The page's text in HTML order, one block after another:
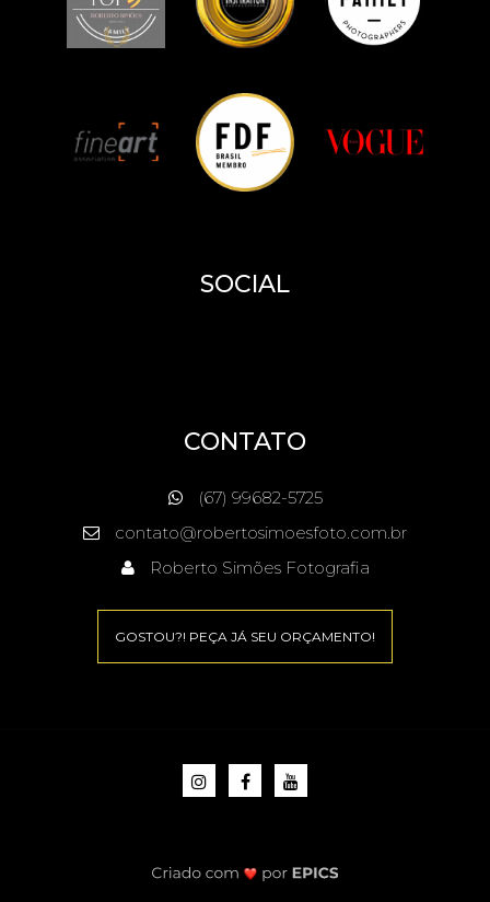
SOCIAL
CONTATO
(67) 99682-5725
contato@robertosimoesfoto.com.br
Roberto Simões Fotografia
GOSTOU?! PEÇA JÁ SEU ORÇAMENTO!